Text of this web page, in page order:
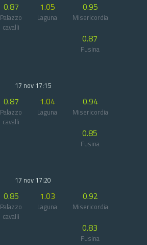
0.87
Palazzo
cavalli
1.05
Laguna
0.95
Misericordia
0.87
Fusina
17 nov 17:15
0.87
Palazzo
cavalli
1.04
Laguna
0.94
Misericordia
0.85
Fusina
17 nov 17:20
0.85
Palazzo
cavalli
1.03
Laguna
0.92
Misericordia
0.83
Fusina